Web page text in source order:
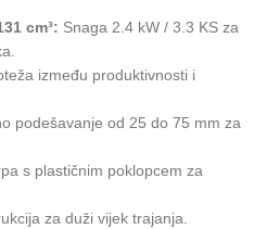
cm³: Snaga 2.4 kW / 3.3 KS za
između produktivnosti i
podešavanje od 25 do 75 mm za
s plastičnim poklopcem za
za duži vijek trajanja.